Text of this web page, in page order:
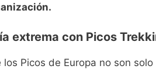
extrema con Picos
Picos de Europa no son